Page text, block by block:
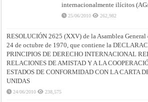
internacionalmente ilícitos
25/06/2010 262,982
RESOLUCIÓN 2625 (XXV) de la Asamblea General
24 de octubre de 1970, que contiene la
PRINCIPIOS DE DERECHO INTERNACIONAL
RELACIONES DE AMISTAD Y A LA
ESTADOS DE CONFORMIDAD CON LA CARTA
UNIDAS
24/06/2010 238,575